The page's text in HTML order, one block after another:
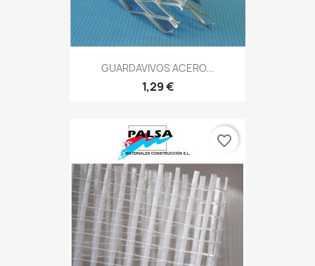
GUARDAVIVOS ACERO...
1,29 €
favorite_border